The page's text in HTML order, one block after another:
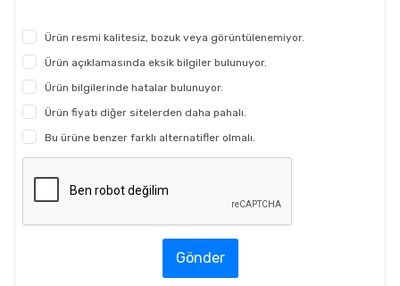
Ürün resmi kalitesiz, bozuk veya görüntülenemiyor.
Ürün açıklamasında eksik bilgiler bulunuyor.
Ürün bilgilerinde hatalar bulunuyor.
Ürün fiyatı diğer sitelerden daha pahalı.
Bu ürüne benzer farklı alternatifler olmalı.
Gönder